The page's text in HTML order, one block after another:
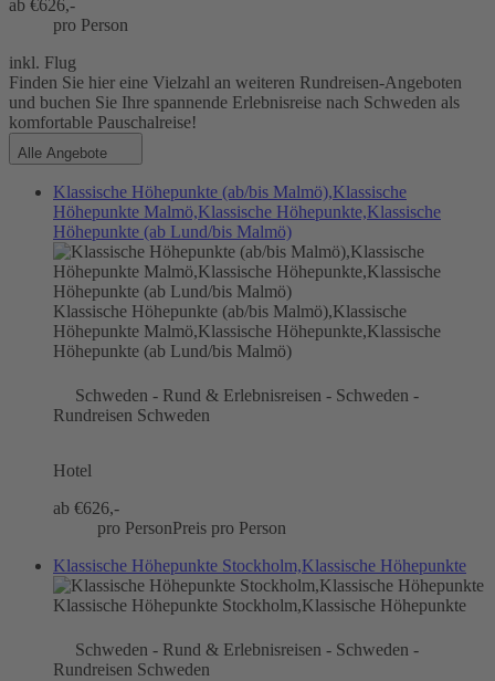
ab €626,-
pro Person
inkl. Flug
Finden Sie hier eine Vielzahl an weiteren Rundreisen-Angeboten
und buchen Sie Ihre spannende Erlebnisreise nach Schweden als
komfortable Pauschalreise!
Alle Angebote
Klassische Höhepunkte (ab/bis Malmö),Klassische
Höhepunkte Malmö,Klassische Höhepunkte,Klassische
Höhepunkte (ab Lund/bis Malmö)
Klassische Höhepunkte (ab/bis Malmö),Klassische
Höhepunkte Malmö,Klassische Höhepunkte,Klassische
Höhepunkte (ab Lund/bis Malmö)
Schweden - Rund & Erlebnisreisen - Schweden -
Rundreisen Schweden
Hotel
ab €626,-
pro PersonPreis pro Person
Klassische Höhepunkte Stockholm,Klassische Höhepunkte
Klassische Höhepunkte Stockholm,Klassische Höhepunkte
Schweden - Rund & Erlebnisreisen - Schweden -
Rundreisen Schweden